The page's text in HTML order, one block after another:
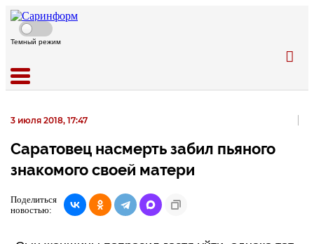
Темный режим
3 июля 2018, 17:47
Саратовец насмерть забил пьяного
знакомого своей матери
Поделиться
новостью: